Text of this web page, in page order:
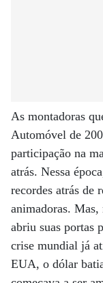
As montadoras
Automóvel de
participação na
atrás. Nessa
recordes atrás de
animadoras.
abriu suas portas
crise mundial já
EUA, o dólar